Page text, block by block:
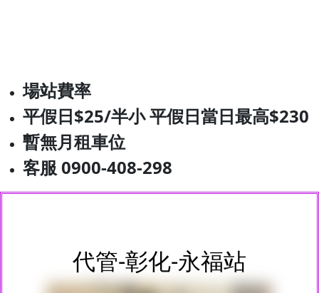
場站費率
平假日$25/半小 平假日當日最高$230
暫無月租車位
客服 0900-408-298
代管-彰化-永福站